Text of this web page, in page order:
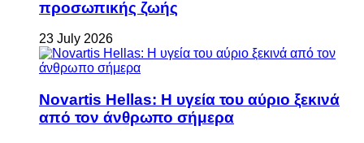
προσωπικής ζωής
23 July 2026
Novartis Hellas: Η υγεία του αύριο ξεκινά
από τον άνθρωπο σήμερα